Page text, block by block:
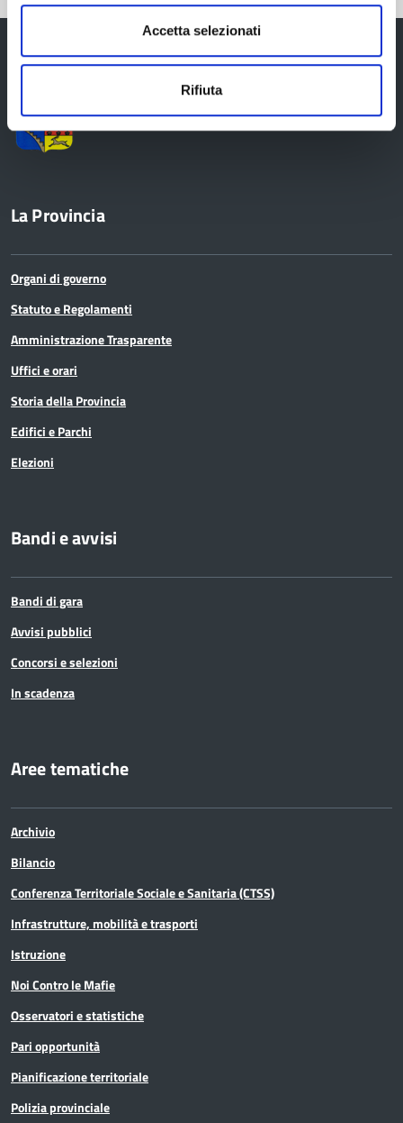
Accetta selezionati
Rifiuta
Provincia di Reggio Emilia
La Provincia
Organi di governo
Statuto e Regolamenti
Amministrazione Trasparente
Uffici e orari
Storia della Provincia
Edifici e Parchi
Elezioni
Bandi e avvisi
Bandi di gara
Avvisi pubblici
Concorsi e selezioni
In scadenza
Aree tematiche
Archivio
Bilancio
Conferenza Territoriale Sociale e Sanitaria (CTSS)
Infrastrutture, mobilità e trasporti
Istruzione
Noi Contro le Mafie
Osservatori e statistiche
Pari opportunità
Pianificazione territoriale
Polizia provinciale